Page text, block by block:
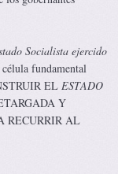
Socialista ejercido
célula fundamental
EL ESTADO
Y
RECURRIR AL